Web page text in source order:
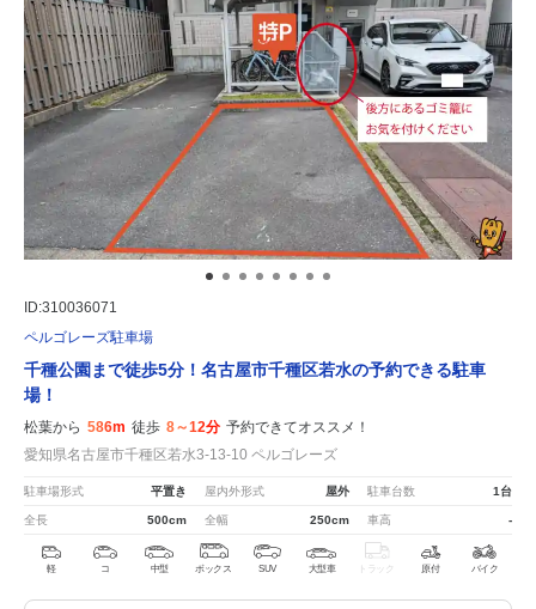
ID:310036071
ペルゴレーズ駐車場
千種公園まで徒歩5分！名古屋市千種区若水の予約できる駐車
場！
松葉から 586m 徒歩 8～12分 予約できてオススメ！
愛知県名古屋市千種区若水3-13-10 ペルゴレーズ
駐車場形式 平置き 屋内外形式 屋外 駐車台数 1台
全長 500cm 全幅 250cm 車高 -
軽 コ 中型 ボックス SUV 大型車 トラック 原付 バイク